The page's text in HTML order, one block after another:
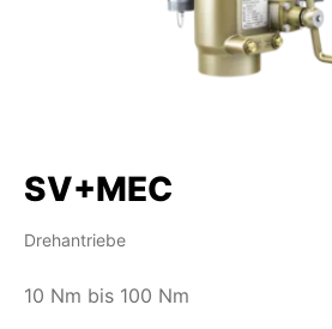
SV+MEC
Drehantriebe
10 Nm bis 100 Nm